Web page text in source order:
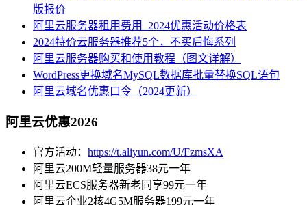
版报价
阿里云服务器租用费用_2024优惠活动价格表
2024特价云服务器推荐5个，不买后悔系列
阿里云服务器购买和使用教程（图文详解）
WordPress更换域名MySQL数据库批量替换SQL语句
阿里云域名优惠口令（2024更新）
阿里云优惠2026
官方活动： https://t.aliyun.com/U/FzmsXA
阿里云200M轻量服务器38元一年
阿里云ECS服务器新老同享99元一年
阿里云企业2核4G5M服务器199元一年